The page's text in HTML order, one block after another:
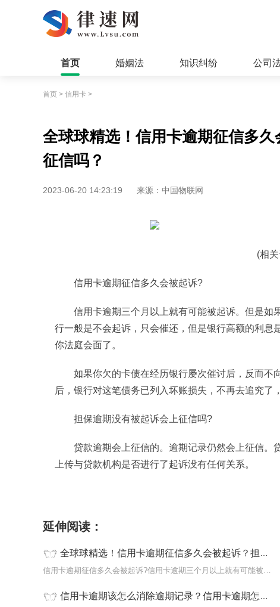
首页 婚姻法 知识纠纷 公司
首页 > 信用卡 >
全球球精选！信用卡逾期征信多
征信吗？
2023-06-20 14:23:19 来源：中国物联网
(相
信用卡逾期征信多久会被起诉?
信用卡逾期三个月以上就有可能被起诉。但是如
行一般是不会起诉，只会催还，但是银行高额的利
你法庭会面了。
如果你欠的卡债在经历银行屡次催讨后，反而不
后，银行对这笔债务已列入坏账损失，不再去追究了
担保逾期没有被起诉会上征信吗?
贷款逾期会上征信的。逾期记录仍然会上征信。
上传与贷款机构是否进行了起诉没有任何关系。
延伸阅读：
全球球精选！信用卡逾期征信多久会被起诉？担保逾期没有被起诉会上征信吗？
信用卡逾期征信多久会被起诉?信用卡逾期三个月以上就有可能被起诉。
信用卡逾期该怎么消除逾期记录？信用卡逾期怎么协商分期？